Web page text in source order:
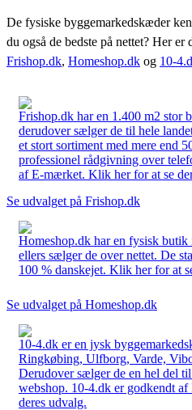
De fysiske byggemarkedskæder
du også de bedste på nettet? Her er
Frishop.dk, Homeshop.dk og 10-
Frishop.dk har en 1.400 m2 stor
derudover sælger de til hele
et stort sortiment med mere end
professionel rådgivning over
af E-mærket. Klik her for at se
Se udvalget på Frishop.dk
Homeshop.dk har en fysisk
ellers sælger de over nettet. De
100 % danskejet. Klik her for at
Se udvalget på Homeshop.dk
10-4.dk er en jysk
Ringkøbing, Ulfborg, Varde,
Derudover sælger de en hel del
webshop. 10-4.dk er godkendt
deres udvalg.